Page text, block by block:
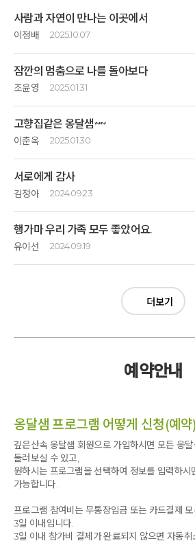
사람과 자연이 만나는 이곳에서
이정배 2025.10.07
있어서 고요하면서도 마음은 뿌듯함과 만족함
생각이 듭니다 비록 2박3일 내내 비가 와서 야
받았습니다
내가 이렇게 행복감을 받았듯 함께 온 우리 아들
있기를 꿈쿠며....
사랑합니다
감사합니다
존경합니다
오늘도 많이 웃 을것 같습니다. ^^
잠깐의 멈춤으로 나를 돌아보다
조윤영 2025.01.31
어떻게 준비하고 맞이할것인가의 고민을 행가마
먹고 잘 쉬면서 걱정을 내려놓기 시작했습니다.
마지막시간에 용서라는것에 대해 생각해보는 시
오는길에 용서하고싶은 사람을 용서하는 용기를
고향집같은 옹달샘~~
이춘옥 2025.01.30
할비와할머니~~낳자마자 손수키운 손주랑 즐겁
이었답니다 부모님 안계시니 고향집의기억도 흐
었답니다
민속놀이에 썰매타기에 손주녀석이 너무신나하
얻고왔습니다 식사외모든걸 꼼꼼히 준비하시고
너무친절하시고~~명절도 반납 하시고~~
감사합니다 고맙습니다 사랑합니다 축복합니다
서로에게 감사
김정아 2024.09.23
함께 하는시간이 있어도 모두 각자방에서 자기일
옹달샘에서는 방하나에 베게4개로2박3일 오롯이
저희가족은 내년 한가위도 계획 해봅니다^^~
행가마 우리 가족 모두 좋았어요.
유이선 2024.09.19
우리 아이에게도 행복한 장소임을 알려주고 싶어
결과는 대성공이구요. 아이갸 또 오고 싶다고 해
이번에는 지역과 연계된 프로그램이 있어 색다른
이런 점은 개선이 필요하겠어요
다음에는.겨울에 방문 해야겠어요.
더보기
예약안내
옹달샘 프로그램 어떻게 신청(예
깊은산속 옹달샘 회원으로 가입하시면 모든 옹
둘러보실 수 있고,
원하시는 프로그램을 선택하여 정보를 입력하시
가능합니다.
프로그램 참여비는 무통장입금 또는 카드결제
3일 이내입니다.
3일 이내 참가비 결제가 완료되지 않으면 자동취